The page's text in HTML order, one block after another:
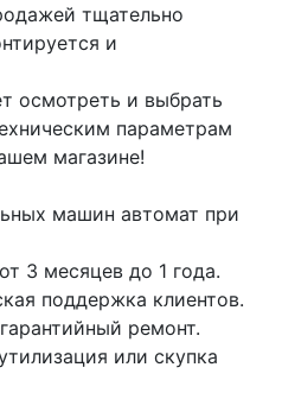
тщательно
и
осмотреть и выбрать
параметрам
магазине!
машин автомат при
3 месяцев до 1 года.
поддержка клиентов.
ремонт.
или скупка